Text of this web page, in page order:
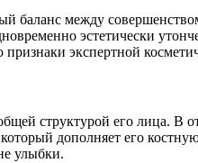
баланс между
эстетически
экспертной
структурой его лица. В
дополняет его
улыбки.